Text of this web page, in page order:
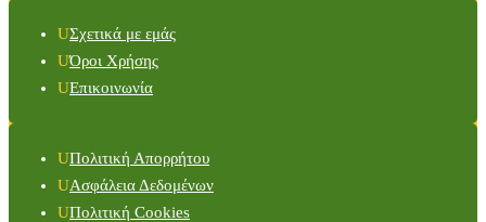
Σχετικά με εμάς
Όροι Χρήσης
Επικοινωνία
Πολιτική Απορρήτου
Ασφάλεια Δεδομένων
Πολιτική Cookies